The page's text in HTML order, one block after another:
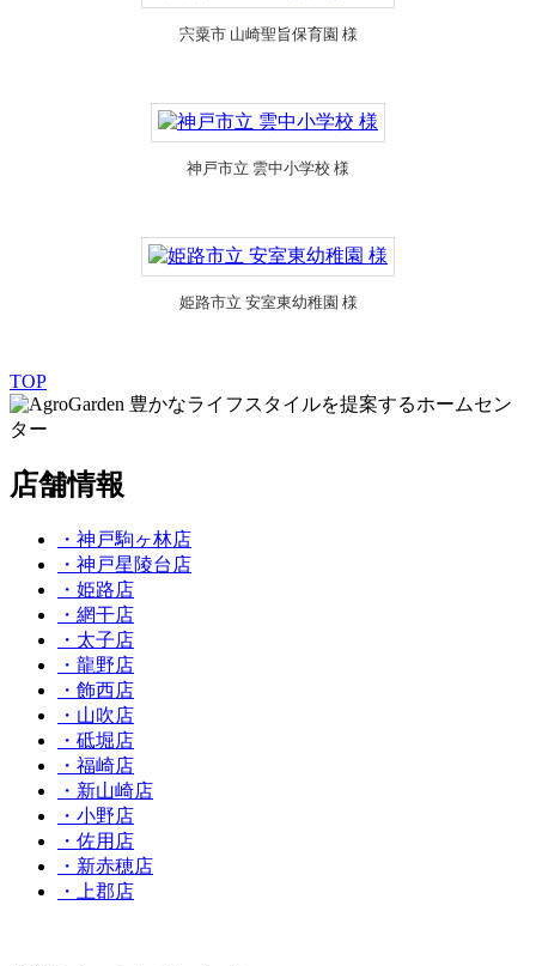
宍粟市 山崎聖旨保育園 様
神戸市立 雲中小学校 様
姫路市立 安室東幼稚園 様
TOP
豊かなライフスタイルを提案するホームセン
ター
店舗情報
・神戸駒ヶ林店
・神戸星陵台店
・姫路店
・網干店
・太子店
・龍野店
・飾西店
・山吹店
・砥堀店
・福崎店
・新山崎店
・小野店
・佐用店
・新赤穂店
・上郡店